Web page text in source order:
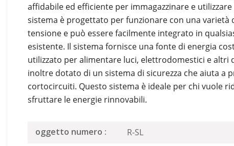
affidabile ed efficiente per immagazzinare e
sistema è progettato per funzionare con una varietà
tensione e può essere facilmente integrato in
esistente. Il sistema fornisce una fonte di energia
utilizzato per alimentare luci, elettrodomestici e altri
inoltre dotato di un sistema di sicurezza che aiuta a
cortocircuiti. Questo sistema è ideale per chi vuole
sfruttare le energie rinnovabili.
oggetto numero : R-SL